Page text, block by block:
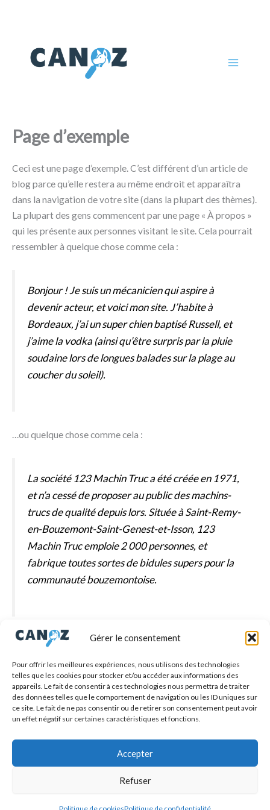
Gérer le consentement
Pour offrir les meilleures expériences, nous utilisons des technologies
telles que les cookies pour stocker et/ou accéder aux informations des
appareils. Le fait de consentir à ces technologies nous permettra de traiter
des données telles que le comportement de navigation ou les ID uniques sur
ce site. Le fait de ne pas consentir ou de retirer son consentement peut avoir
un effet négatif sur certaines caractéristiques et fonctions.
Accepter
Refuser
Page d’exemple
Ceci est une page d’exemple. C’est différent d’un article de
blog parce qu’elle restera au même endroit et apparaîtra
dans la navigation de votre site (dans la plupart des thèmes).
La plupart des gens commencent par une page « À propos »
qui les présente aux personnes visitant le site. Cela pourrait
ressembler à quelque chose comme cela :
Bonjour ! Je suis un mécanicien qui aspire à
devenir acteur, et voici mon site. J’habite à
Bordeaux, j’ai un super chien baptisé Russell, et
j’aime la vodka (ainsi qu’être surpris par la pluie
soudaine lors de longues balades sur la plage au
coucher du soleil).
…ou quelque chose comme cela :
La société 123 Machin Truc a été créée en 1971,
et n’a cessé de proposer au public des machins-
trucs de qualité depuis lors. Située à Saint-Remy-
en-Bouzemont-Saint-Genest-et-Isson, 123
Machin Truc emploie 2 000 personnes, et
fabrique toutes sortes de bidules supers pour la
communauté bouzemontoise.
En tant que nouvel utilisateur ou utilisatrice de WordPress,
supprimer cette page et créer de nouvelles pages pour votre
contenu. Amusez-vous bien !
Conditions générales
Politique de Remboursement, Retours et Délais